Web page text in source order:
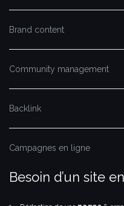
Brand content
Community management
Backlink
Campagnes en ligne
Besoin d’un site